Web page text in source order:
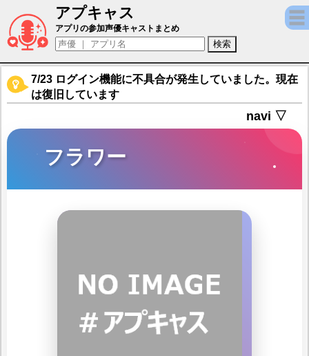
アプキャス
フラワー（声優：釘宮理恵)【クァンタムマ
アプリの参加声優キャストまとめ
7/23 ログイン機能に不具合が発生していました。現在
は復旧しています
navi ▽
フラワー